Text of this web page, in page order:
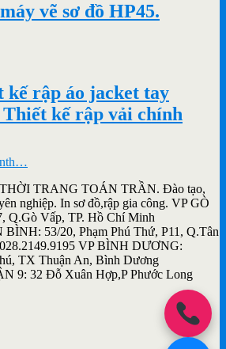
vẽ sơ đồ HP45.
kế rập áo jacket tay
kế rập vải chính
TRANG TOÁN TRẦN. Đào tạo,
nghiệp. In sơ đồ,rập gia công. VP GÒ
Q.Gò Vấp, TP. Hồ Chí Minh
53/20, Phạm Phú Thứ, P11, Q.Tân
VP BÌNH DƯƠNG:
TX Thuận An, Bình Dương
9: 32 Đỗ Xuân Hợp,P Phước Long